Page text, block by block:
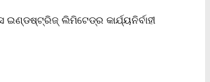
ଇଣ୍ଡଷ୍ଟ୍ରିଜ୍ ଲିମିଟେଡ୍‌ର କାର୍ଯ୍ୟନିର୍ବାହୀ